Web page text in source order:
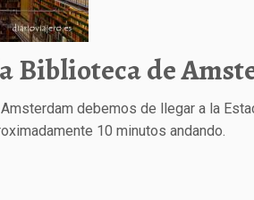
Biblioteca de
debemos de llegar a la
10 minutos andando.